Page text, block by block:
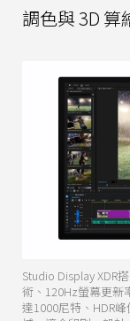
調色與 3D 算
Studio Display XDR
術、120Hz螢幕更新
達1000尼特、HDR